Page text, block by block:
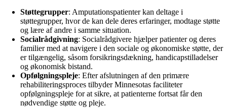
Støttegrupper: Amputationspatienter kan deltage i
støttegrupper, hvor de kan dele deres erfaringer, modtage støtte
og lære af andre i samme situation.
Socialrådgivning: Socialrådgivere hjælper patienter og deres
familier med at navigere i den sociale og økonomiske støtte, der
er tilgængelig, såsom forsikringsdækning, handicapstilladelser
og økonomisk bistand.
Opfølgningspleje: Efter afslutningen af den primære
rehabiliteringsproces tilbyder Minnesotas faciliteter
opfølgningspleje for at sikre, at patienterne fortsat får den
nødvendige støtte og pleje.